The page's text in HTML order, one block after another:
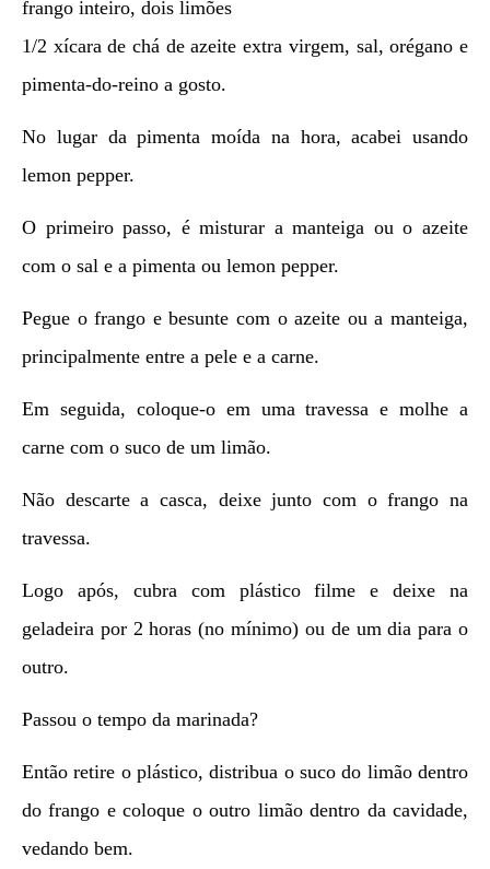
frango inteiro, dois limões
1/2 xícara de chá de azeite extra virgem, sal, orégano e
pimenta-do-reino a gosto.
No lugar da pimenta moída na hora, acabei usando
lemon pepper.
O primeiro passo, é misturar a manteiga ou o azeite
com o sal e a pimenta ou lemon pepper.
Pegue o frango e besunte com o azeite ou a manteiga,
principalmente entre a pele e a carne.
Em seguida, coloque-o em uma travessa e molhe a
carne com o suco de um limão.
Não descarte a casca, deixe junto com o frango na
travessa.
Logo após, cubra com plástico filme e deixe na
geladeira por 2 horas (no mínimo) ou de um dia para o
outro.
Passou o tempo da marinada?
Então retire o plástico, distribua o suco do limão dentro
do frango e coloque o outro limão dentro da cavidade,
vedando bem.